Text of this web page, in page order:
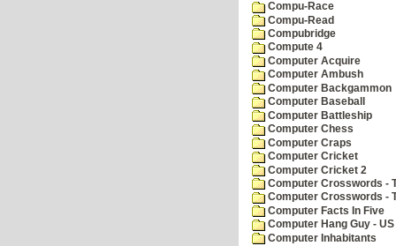
Compu-Race
Compu-Read
Compubridge
Compute 4
Computer Acquire
Computer Ambush
Computer Backgammon
Computer Baseball
Computer Battleship
Computer Chess
Computer Craps
Computer Cricket
Computer Cricket 2
Computer Crosswords -
Computer Crosswords -
Computer Facts In Five
Computer Hang Guy -
Computer Inhabitants